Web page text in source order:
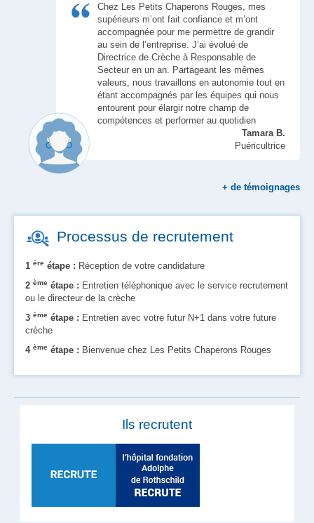
Chez Les Petits Chaperons Rouges, mes
supérieurs m’ont fait confiance et m’ont
accompagnée pour me permettre de grandir
au sein de l’entreprise. J’ai évolué de
Directrice de Crèche à Responsable de
Secteur en un an. Partageant les mêmes
valeurs, nous travaillons en autonomie tout en
étant accompagnés par les équipes qui nous
entourent pour élargir notre champ de
compétences et performer au quotidien
Tamara B.
Puéricultrice
+ de témoignages
Processus de recrutement
1 ère étape : Réception de votre candidature
2 ème étape : Entretien téléphonique avec le service recrutement
ou le directeur de la crèche
3 ème étape : Entretien avec votre futur N+1 dans votre future
crèche
4 ème étape : Bienvenue chez Les Petits Chaperons Rouges
Ils recrutent